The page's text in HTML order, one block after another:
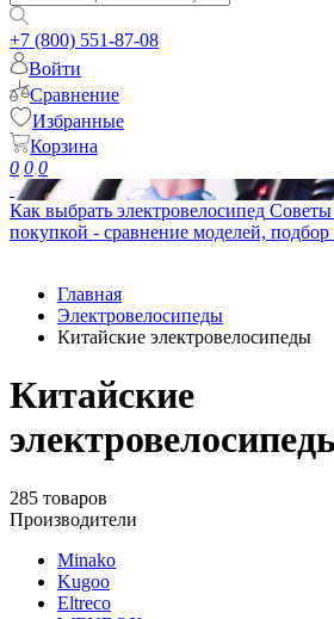
+7 (800) 551-87-08
Войти
Сравнение
Избранные
Корзина
0 0 0
Как выбрать электровелосипед Советы
покупкой - сравнение моделей,
Главная
Электровелосипеды
Китайские электровелосипеды
Китайские
285 товаров
Производители
Minako
Kugoo
Eltreco